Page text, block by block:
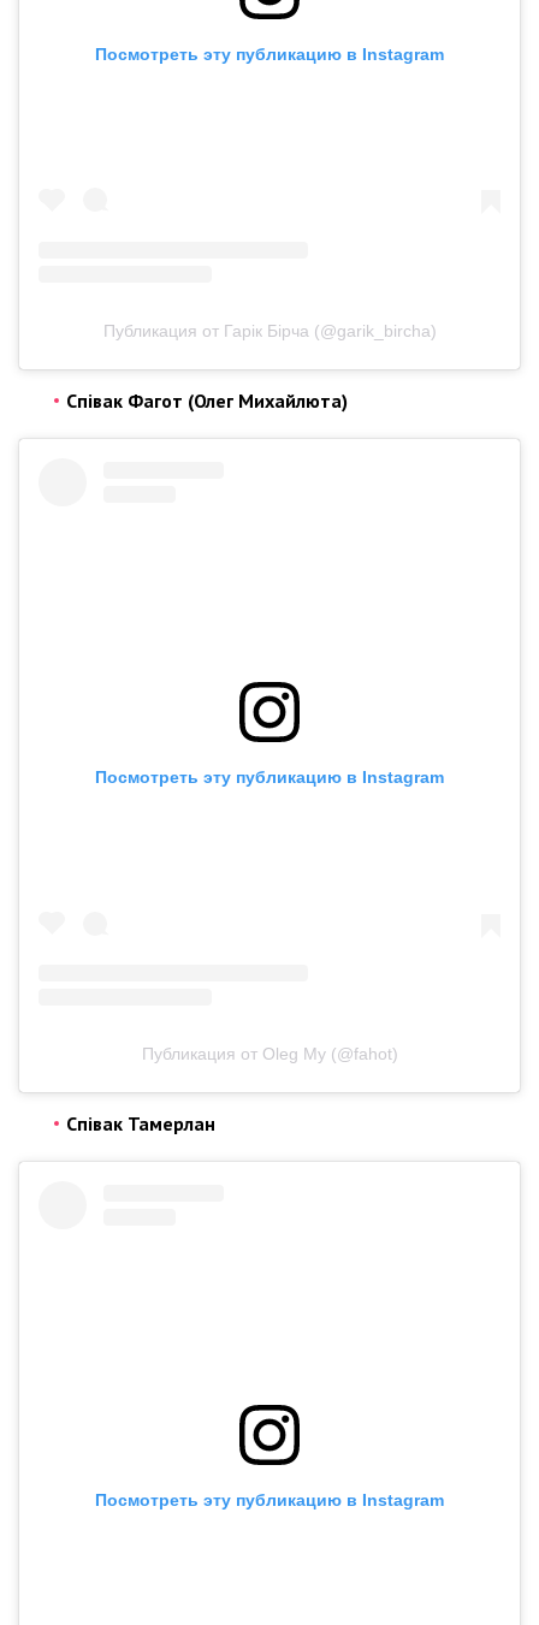
Посмотреть эту публикацию в Instagram
Публикация от Гарік Бірча (@garik_bircha)
Співак Фагот (Олег Михайлюта)
Посмотреть эту публикацию в Instagram
Публикация от Oleg My (@fahot)
Співак Тамерлан
Посмотреть эту публикацию в Instagram